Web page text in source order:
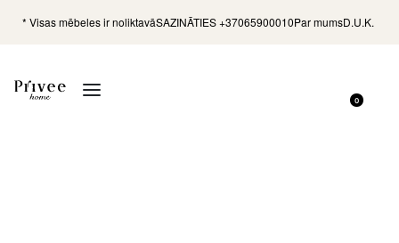
* Visas mēbeles ir noliktavāSAZINĀTIES +37065900010Par mumsD.U.K.
0